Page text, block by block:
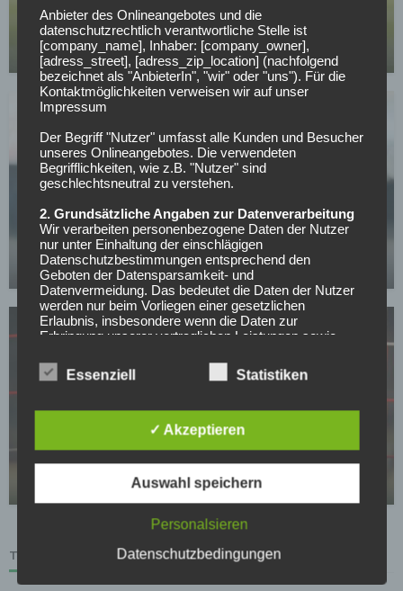
Wer kann sich am Wochenende aus dem
Abstiegskampf retten?
01.05.2026
Werder Bremens Top-Spieler will bleiben:
Kaufoption aber noch zu hoch
23.04.2026
Verlässt Fortuna-Kapitän das sinkende Schiff?
TABELLE
Anbieter des Onlineangebotes und die
datenschutzrechtlich verantwortliche Stelle ist
[company_name], Inhaber: [company_owner],
[adress_street], [adress_zip_location] (nachfolgend
bezeichnet als "AnbieterIn", "wir" oder "uns"). Für die
Kontaktmöglichkeiten verweisen wir auf unser
Impressum
Der Begriff "Nutzer" umfasst alle Kunden und Besucher
unseres Onlineangebotes. Die verwendeten
Begrifflichkeiten, wie z.B. "Nutzer" sind
geschlechtsneutral zu verstehen.
2. Grundsätzliche Angaben zur Datenverarbeitung
Wir verarbeiten personenbezogene Daten der Nutzer
nur unter Einhaltung der einschlägigen
Datenschutzbestimmungen entsprechend den
Geboten der Datensparsamkeit- und
Datenvermeidung. Das bedeutet die Daten der Nutzer
werden nur beim Vorliegen einer gesetzlichen
Erlaubnis, insbesondere wenn die Daten zur
Erbringung unserer vertraglichen Leistungen sowie
vorgeschrieben sind oder beim Vorliegen einer
Einwilligung verarbeitet.
Wir treffen organisatorische, vertragliche und
technische Sicherheitsmaßnahmen entsprechend dem
Stand der Technik, um sicher zu stellen, dass die
werden und um damit die durch uns verarbeiteten
Daten gegen zufällige oder vorsätzliche
Manipulationen, Verlust, Zerstörung oder gegen den
Zugriff unberechtigter Personen zu schützen.
Sofern im Rahmen dieser Datenschutzerklärung
Inhalte, Werkzeuge oder sonstige Mittel von anderen
Essenziell Statistiken
✓ Akzeptieren
Auswahl speichern
Personalsieren
Datenschutzbedingungen